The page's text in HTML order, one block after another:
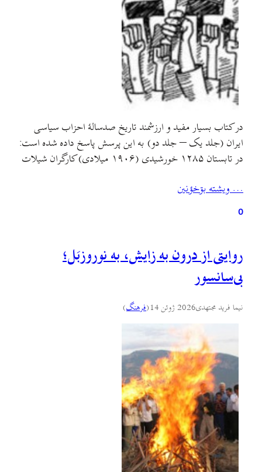
در کتاب بسیار مفید و ارزشمند تاریخ صدسالهٔ احزاب سیاسی
ایران (جلد یک – جلد دو) به این پرسش پاسخ داده شده است:
در تابستان ۱۲۸۵ خورشیدی (۱۹۰۶ میلادی) کارگران شیلات
زدند. در آبان ماه همان سال این اعتراضها گسترش یافت و اکثر
کارگران ایرانی…
… ويشته بۊخؤنين
0
روایتی از درون به زایش، به نوروزبَل؛
بی‌سانسور
نیما فرید مجتهدی2026 ژوئن 14 (فرهنگ)